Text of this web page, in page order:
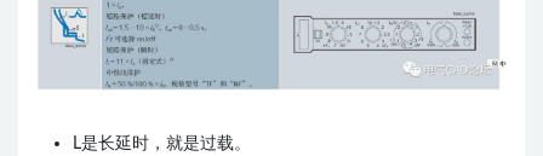
L是长延时，就是过载。